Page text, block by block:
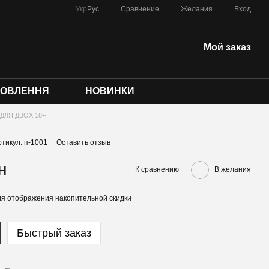
Укр Рус Сравнение Желания Вход
Мой заказ
НОВИНКИ
ДЛЯ ДВОХ 18+
п-1001 Оставить отзыв
К сравнению В желания
отображения накопительной скидки
Быстрый заказ